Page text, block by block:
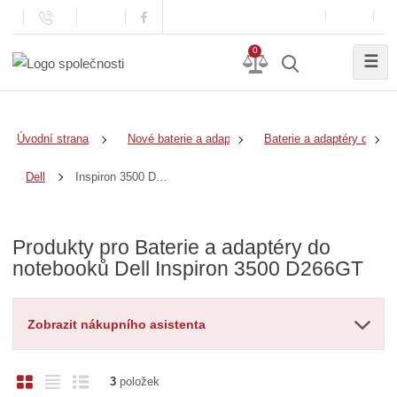
0
☰
Úvodní strana Nové baterie a adaptéry Baterie a adaptéry do
Dell
Produkty pro Baterie a adaptéry do
notebooků Dell Inspiron 3500 D266GT
Zobrazit nákupního asistenta
O
Ř
3položek